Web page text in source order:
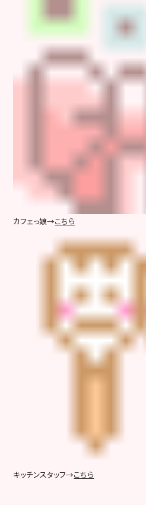
カフェっ娘→こちら
キッチンスタッフ→こちら